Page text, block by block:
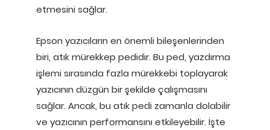
etmesini sağlar.
Epson yazıcıların en önemli bileşenlerinden
biri, atık mürekkep pedidir. Bu ped, yazdırma
işlemi sırasında fazla mürekkebi toplayarak
yazıcının düzgün bir şekilde çalışmasını
sağlar. Ancak, bu atık pedi zamanla dolabilir
ve yazıcının performansını etkileyebilir. İşte